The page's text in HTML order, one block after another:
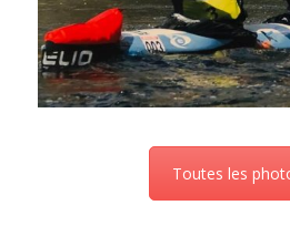
Toutes les